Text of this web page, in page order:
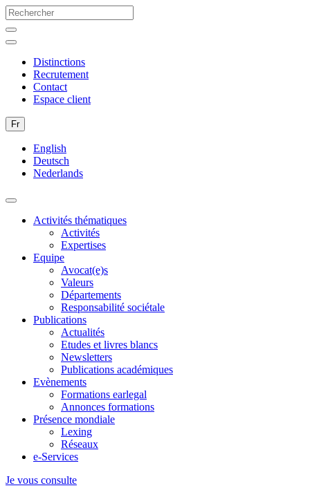
Distinctions
Recrutement
Contact
Espace client
Fr
English
Deutsch
Nederlands
Activités thématiques
Activités
Expertises
Equipe
Avocat(e)s
Valeurs
Départements
Responsabilité sociétale
Publications
Actualités
Etudes et livres blancs
Newsletters
Publications académiques
Evènements
Formations earlegal
Annonces formations
Présence mondiale
Lexing
Réseaux
e-Services
Je vous consulte